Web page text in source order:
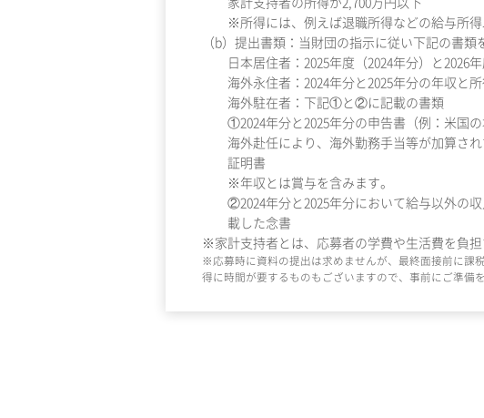
※所得には、例えば退職所得などの給与所得
（b）提出書類：当財団の指示に従い下記の書類
日本居住者：2025年度（2024年分）と2026
海外永住者：2024年分と2025年分の年収と
海外駐在者：下記①と②に記載の書類
①2024年分と2025年分の申告書（例：米国
海外赴任により、海外勤務手当等が加算さ
証明書
※年収とは賞与を含みます。
②2024年分と2025年分において給与以外の
載した念書
※家計支持者とは、応募者の学費や生活費を負
※応募時に資料の提出は求めませんが、最終面接前に課
得に時間が要するものもございますので、事前にご準備